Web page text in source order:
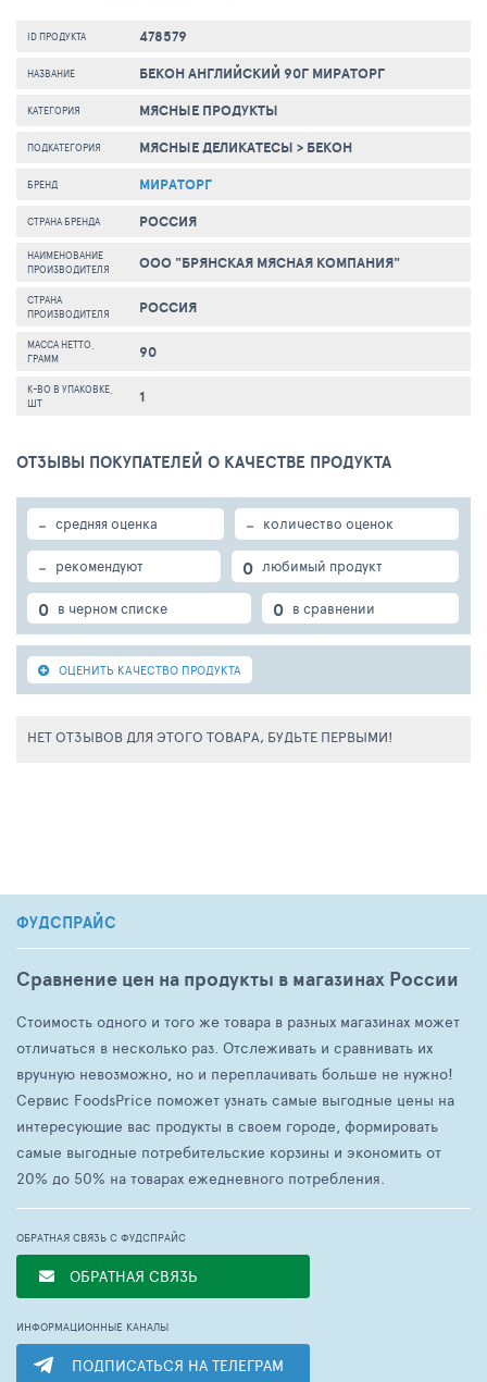
ID ПРОДУКТА 478579
НАЗВАНИЕ БЕКОН АНГЛИЙСКИЙ 90Г МИРАТОРГ
КАТЕГОРИЯ МЯСНЫЕ ПРОДУКТЫ
ПОДКАТЕГОРИЯ МЯСНЫЕ ДЕЛИКАТЕСЫ > БЕКОН
БРЕНД МИРАТОРГ
СТРАНА БРЕНДА РОССИЯ
НАИМЕНОВАНИЕ
ПРОИЗВОДИТЕЛЯ
ООО "БРЯНСКАЯ МЯСНАЯ КОМПАНИЯ"
СТРАНА
ПРОИЗВОДИТЕЛЯ
РОССИЯ
МАССА НЕТТО,
ГРАММ
90
К-ВО В УПАКОВКЕ,
ШТ
1
ОТЗЫВЫ ПОКУПАТЕЛЕЙ О КАЧЕСТВЕ ПРОДУКТА
- средняя оценка - количество оценок
- рекомендуют 0 любимый продукт
0 в черном списке 0 в сравнении
ОЦЕНИТЬ КАЧЕСТВО ПРОДУКТА
НЕТ ОТЗЫВОВ ДЛЯ ЭТОГО ТОВАРА, БУДЬТЕ ПЕРВЫМИ!
ФУДСПРАЙС
Сравнение цен на продукты в магазинах России
Стоимость одного и того же товара в разных магазинах может
отличаться в несколько раз. Отслеживать и сравнивать их
вручную невозможно, но и переплачивать больше не нужно!
Сервис FoodsPrice поможет узнать самые выгодные цены на
интересующие вас продукты в своем городе, формировать
самые выгодные потребительские корзины и экономить от
20% до 50% на товарах ежедневного потребления.
ОБРАТНАЯ СВЯЗЬ С ФУДСПРАЙС
ОБРАТНАЯ СВЯЗЬ
ИНФОРМАЦИОННЫЕ КАНАЛЫ
ПОДПИСАТЬСЯ НА ТЕЛЕГРАМ